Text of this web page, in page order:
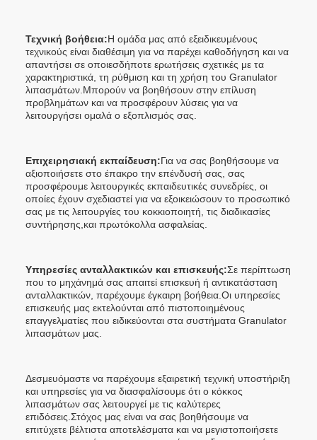
Τεχνική βοήθεια:Η ομάδα μας από εξειδικευμένους
τεχνικούς είναι διαθέσιμη για να παρέχει καθοδήγηση και να
απαντήσει σε οποιεσδήποτε ερωτήσεις σχετικές με τα
χαρακτηριστικά, τη ρύθμιση και τη χρήση του Granulator
λιπασμάτων.Μπορούν να βοηθήσουν στην επίλυση
προβλημάτων και να προσφέρουν λύσεις για να
λειτουργήσει ομαλά ο εξοπλισμός σας.
Επιχειρησιακή εκπαίδευση:Για να σας βοηθήσουμε να
αξιοποιήσετε στο έπακρο την επένδυσή σας, σας
προσφέρουμε λειτουργικές εκπαιδευτικές συνεδρίες, οι
οποίες έχουν σχεδιαστεί για να εξοικειώσουν το προσωπικό
σας με τις λειτουργίες του κοκκιοποιητή, τις διαδικασίες
συντήρησης,και πρωτόκολλα ασφαλείας.
Υπηρεσίες ανταλλακτικών και επισκευής:Σε περίπτωση
που το μηχάνημά σας απαιτεί επισκευή ή αντικατάσταση
ανταλλακτικών, παρέχουμε έγκαιρη βοήθεια.Οι υπηρεσίες
επισκευής μας εκτελούνται από πιστοποιημένους
επαγγελματίες που ειδικεύονται στα συστήματα Granulator
λιπασμάτων μας.
Δεσμευόμαστε να παρέχουμε εξαιρετική τεχνική υποστήριξη
και υπηρεσίες για να διασφαλίσουμε ότι ο κόκκος
λιπασμάτων σας λειτουργεί με τις καλύτερες
επιδόσεις.Στόχος μας είναι να σας βοηθήσουμε να
επιτύχετε βέλτιστα αποτελέσματα και να μεγιστοποιήσετε